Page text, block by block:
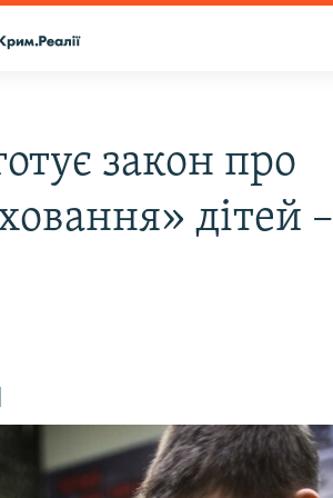
закон про
дітей –